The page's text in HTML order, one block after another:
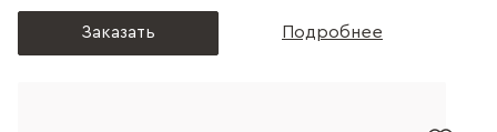
Заказать Подробнее